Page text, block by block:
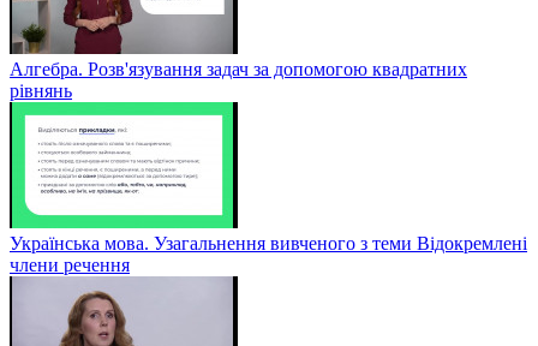
Алгебра. Розв'язування задач за допомогою квадратних
рівнянь
Українська мова. Узагальнення вивченого з теми Відокремлені
члени речення